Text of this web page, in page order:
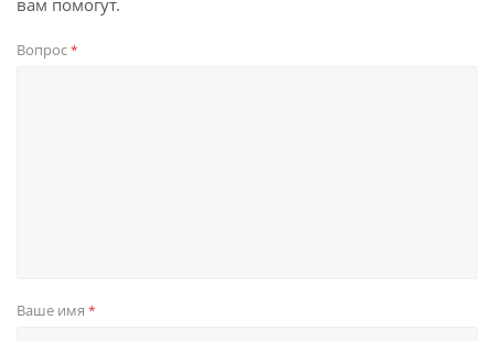
вам помогут.
Вопрос*
Ваше имя *